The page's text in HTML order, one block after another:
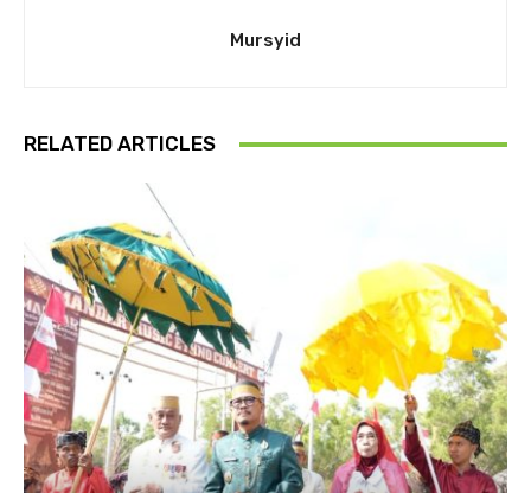
Mursyid
RELATED ARTICLES